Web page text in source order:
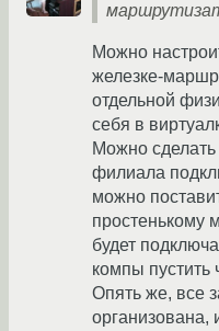
Можно
железке-
отдельной
себя в
Можно
филиала
можно
простенькому
будет
компы пустить
Опять же, все
организована,